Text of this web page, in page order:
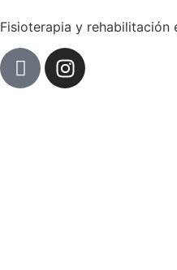
Fisioterapia y rehabilitación